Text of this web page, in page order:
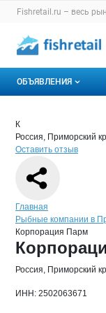
Раздел
Fishretail.ru – весь
Авторизация и
Навигация по
ОБЪЯВЛЕНИЯ
Горячее
Мои объявления
Страница компании
Краткая
К
Россия, Приморский
Оставить отзыв
Навигация
Главная
Рыбные компании в
Корпорация Парм
Основная
Россия, Приморский
ИНН: 2502063671